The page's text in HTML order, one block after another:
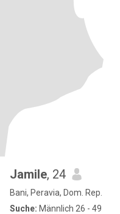
Jamile, 24
Bani, Peravia, Dom. Rep.
Suche: Männlich 26 - 49